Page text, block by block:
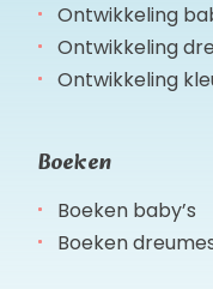
Ontwikkeling
Ontwikkeling
Ontwikkeling
Boeken
Boeken baby’s
Boeken